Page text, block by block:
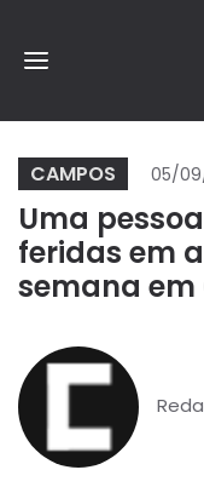
CAMPOS 05/
Uma
feridas em
semana